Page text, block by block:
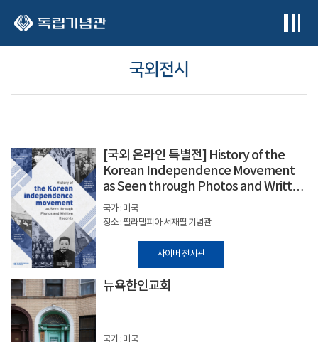
국외전시
[국외 온라인 특별전] History of the
Korean Independence Movement
as Seen through Photos and Written
Records
국가 : 미국
장소 : 필라델피아 서재필 기념관
사이버 전시관
뉴욕한인교회
국가 : 미국